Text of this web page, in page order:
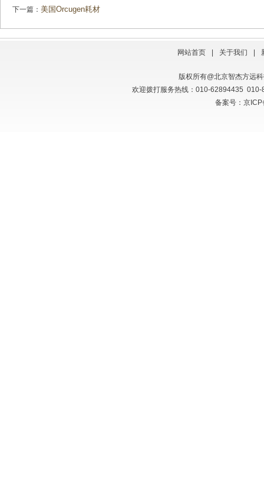
下一篇： 美国Orcugen耗材
网站首页 关于我们
版权所有@北京智杰方
欢迎拨打服务热线：010-62894435
备案号：京